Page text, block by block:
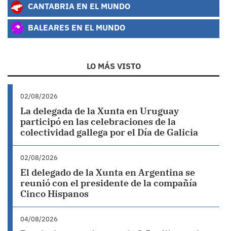
CANTABRIA EN EL MUNDO
BALEARES EN EL MUNDO
LO MÁS VISTO
02/08/2026
La delegada de la Xunta en Uruguay
participó en las celebraciones de la
colectividad gallega por el Día de Galicia
02/08/2026
El delegado de la Xunta en Argentina se
reunió con el presidente de la compañía
Cinco Hispanos
04/08/2026